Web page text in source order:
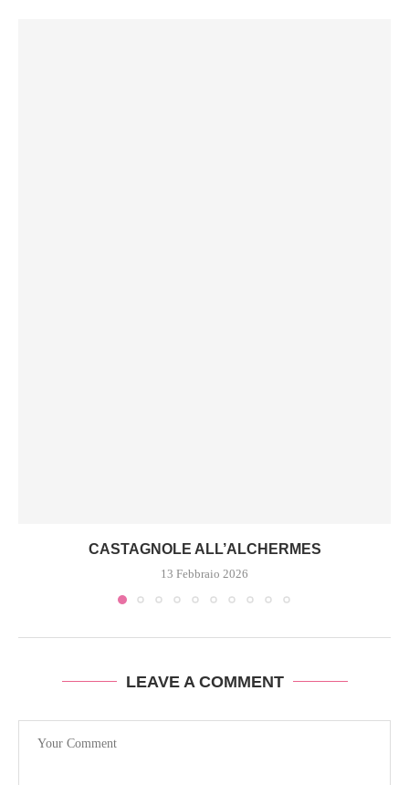
CASTAGNOLE ALL’ALCHERMES
13 Febbraio 2026
LEAVE A COMMENT